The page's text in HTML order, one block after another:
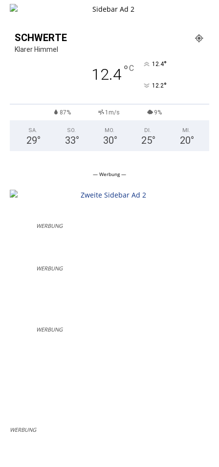
SCHWERTE
Klarer Himmel
12.4°C 12.4°
12.2°
87% 1m/s 9%
SA.
29°
SO.
33°
MO.
30°
DI.
25°
MI.
20°
— Werbung —
WERBUNG
WERBUNG
WERBUNG
WERBUNG